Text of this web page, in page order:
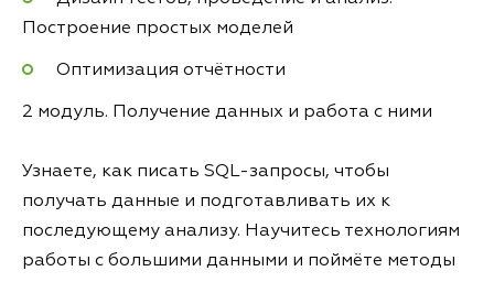
Построение простых моделей
Оптимизация отчётности
2 модуль. Получение данных и работа с ними
Узнаете, как писать SQL-запросы, чтобы
получать данные и подготавливать их к
последующему анализу. Научитесь технологиям
работы с большими данными и поймёте методы